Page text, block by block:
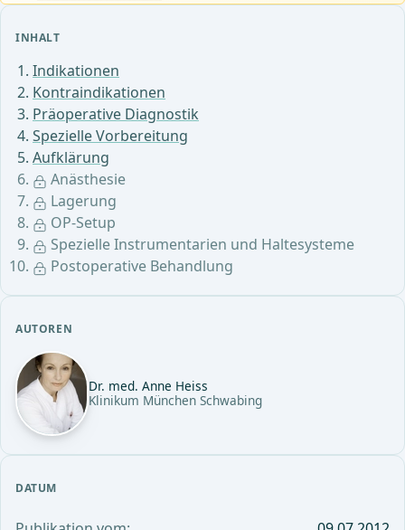
INHALT
Indikationen
Kontraindikationen
Präoperative Diagnostik
Spezielle Vorbereitung
Aufklärung
Anästhesie
Lagerung
OP-Setup
Spezielle Instrumentarien und Haltesysteme
Postoperative Behandlung
AUTOREN
Dr. med. Anne Heiss
Klinikum München Schwabing
DATUM